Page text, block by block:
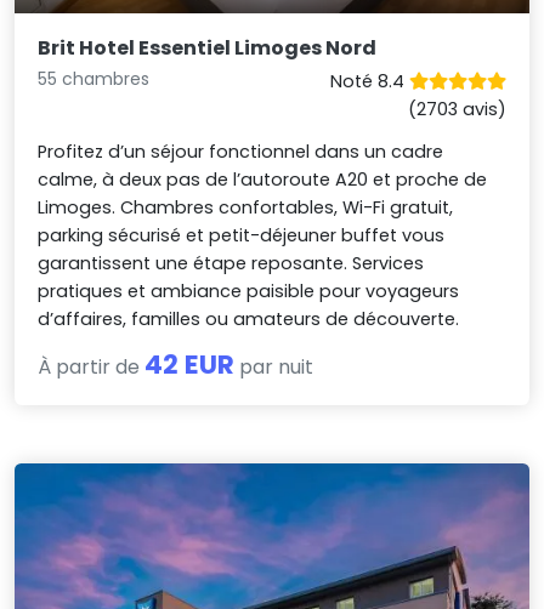
Brit Hotel Essentiel Limoges Nord
55 chambres
Noté 8.4
(2703 avis)
Profitez d’un séjour fonctionnel dans un cadre
calme, à deux pas de l’autoroute A20 et proche de
Limoges. Chambres confortables, Wi-Fi gratuit,
parking sécurisé et petit-déjeuner buffet vous
garantissent une étape reposante. Services
pratiques et ambiance paisible pour voyageurs
d’affaires, familles ou amateurs de découverte.
À partir de 42 EUR par nuit